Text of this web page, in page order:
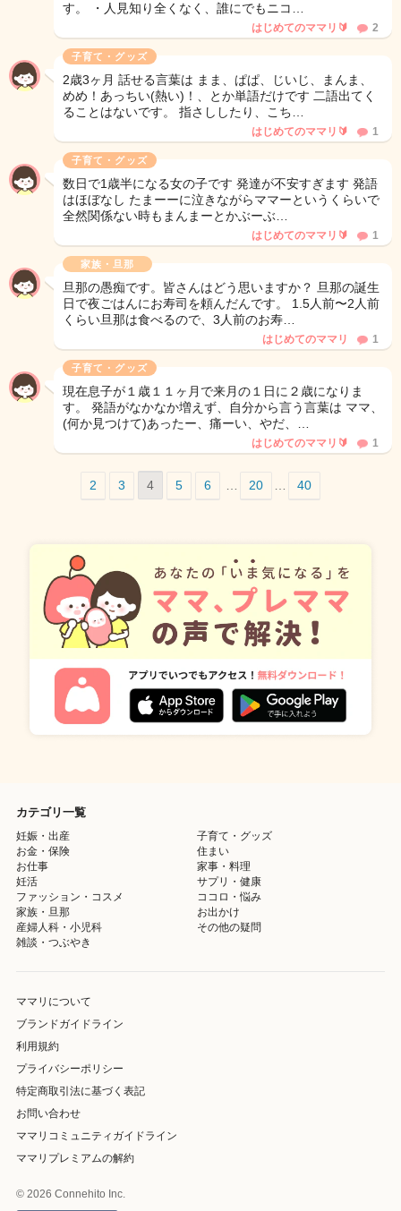
す。 ・人見知り全くなく、誰にでもニコ…
はじめてのママリ🔰 2
子育て・グッズ
2歳3ヶ月 話せる言葉は まま、ぱぱ、じいじ、まんま、
めめ！あっちい(熱い)！、とか単語だけです 二語出てく
ることはないです。 指さししたり、こち…
はじめてのママリ🔰 1
子育て・グッズ
数日で1歳半になる女の子です 発達が不安すぎます 発語
はほぼなし たまーーに泣きながらママーというくらいで
全然関係ない時もまんまーとかぶーぶ…
はじめてのママリ🔰 1
家族・旦那
旦那の愚痴です。皆さんはどう思いますか？ 旦那の誕生
日で夜ごはんにお寿司を頼んだんです。 1.5人前〜2人前
くらい旦那は食べるので、3人前のお寿…
はじめてのママリ 1
子育て・グッズ
現在息子が１歳１１ヶ月で来月の１日に２歳になりま
す。 発語がなかなか増えず、自分から言う言葉は ママ、
(何か見つけて)あったー、痛ーい、やだ、…
はじめてのママリ🔰 1
2 3 4 5 6 20 40
カテゴリ一覧
妊娠・出産
子育て・グッズ
お金・保険
住まい
お仕事
家事・料理
妊活
サプリ・健康
ファッション・コスメ
ココロ・悩み
家族・旦那
お出かけ
産婦人科・小児科
その他の疑問
雑談・つぶやき
ママリについて
ブランドガイドライン
利用規約
プライバシーポリシー
特定商取引法に基づく表記
お問い合わせ
ママリコミュニティガイドライン
ママリプレミアムの解約
© 2026 Connehito Inc.